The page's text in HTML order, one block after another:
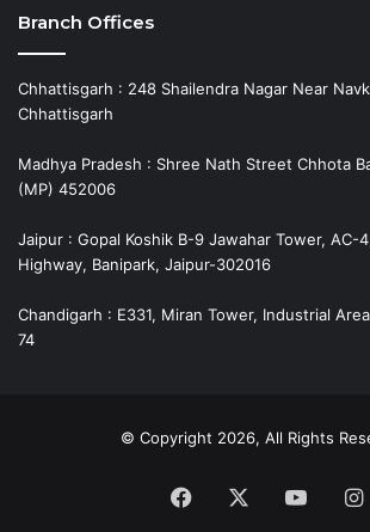
Branch Offices
Chhattisgarh : 248 Shailendra Nagar Near
Chhattisgarh
Madhya Pradesh : Shree Nath Street Chhota
(MP) 452006
Jaipur : Gopal Koshik B-9 Jawahar Tower, AC-
Highway, Banipark, Jaipur-302016
Chandigarh : E331, Miran Tower, Industrial
74
© Copyright 2026, All Rights
Facebook